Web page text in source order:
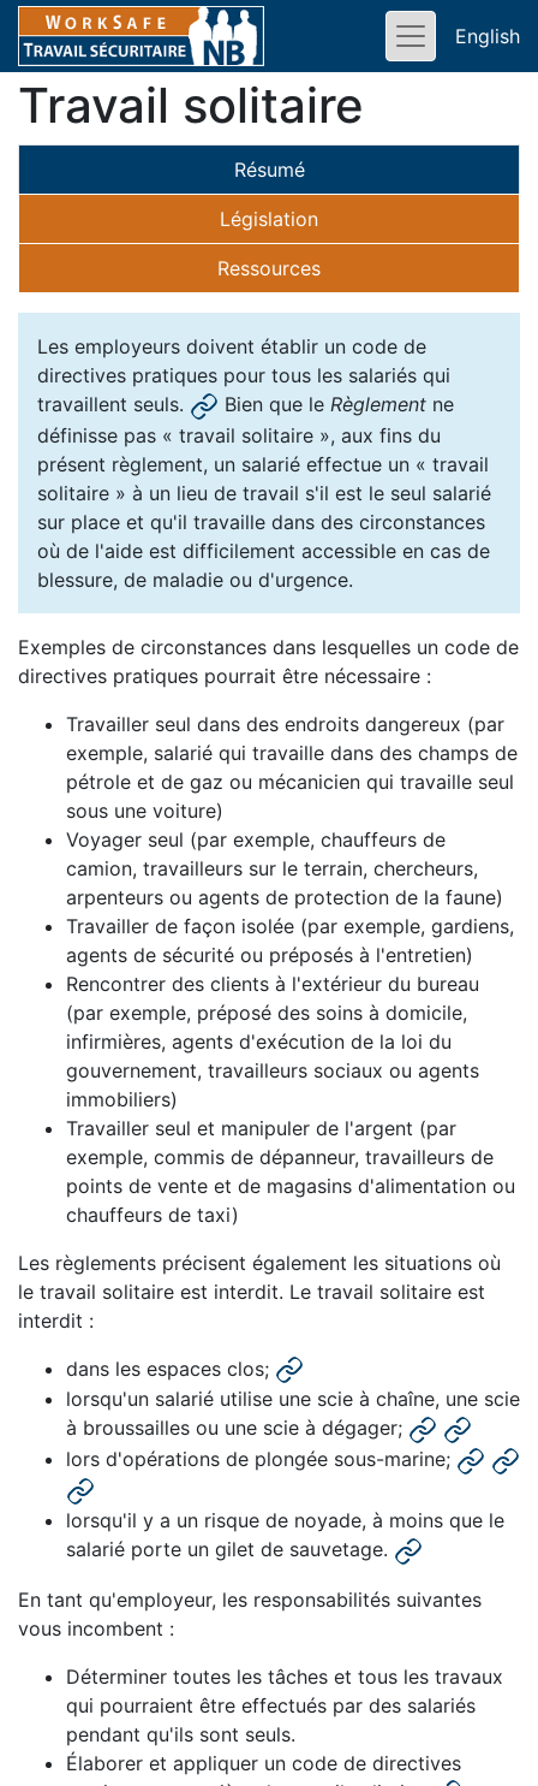
English
Travail solitaire
Résumé
Législation
Ressources
Les employeurs doivent établir un code de
directives pratiques pour tous les salariés qui
travaillent seuls.
Bien que le Règlement ne
définisse pas « travail solitaire », aux fins du
présent règlement, un salarié effectue un « travail
solitaire » à un lieu de travail s'il est le seul salarié
sur place et qu'il travaille dans des circonstances
où de l'aide est difficilement accessible en cas de
blessure, de maladie ou d'urgence.
Exemples de circonstances dans lesquelles un code de
directives pratiques pourrait être nécessaire :
Travailler seul dans des endroits dangereux (par
exemple, salarié qui travaille dans des champs de
pétrole et de gaz ou mécanicien qui travaille seul
sous une voiture)
Voyager seul (par exemple, chauffeurs de
camion, travailleurs sur le terrain, chercheurs,
arpenteurs ou agents de protection de la faune)
Travailler de façon isolée (par exemple, gardiens,
agents de sécurité ou préposés à l'entretien)
Rencontrer des clients à l'extérieur du bureau
(par exemple, préposé des soins à domicile,
infirmières, agents d'exécution de la loi du
gouvernement, travailleurs sociaux ou agents
immobiliers)
Travailler seul et manipuler de l'argent (par
exemple, commis de dépanneur, travailleurs de
points de vente et de magasins d'alimentation ou
chauffeurs de taxi)
Les règlements précisent également les situations où
le travail solitaire est interdit. Le travail solitaire est
interdit :
dans les espaces clos;
lorsqu'un salarié utilise une scie à chaîne, une scie
à broussailles ou une scie à dégager;
lors d'opérations de plongée sous-marine;
lorsqu'il y a un risque de noyade, à moins que le
salarié porte un gilet de sauvetage.
En tant qu'employeur, les responsabilités suivantes
vous incombent :
Déterminer toutes les tâches et tous les travaux
qui pourraient être effectués par des salariés
pendant qu'ils sont seuls.
Élaborer et appliquer un code de directives